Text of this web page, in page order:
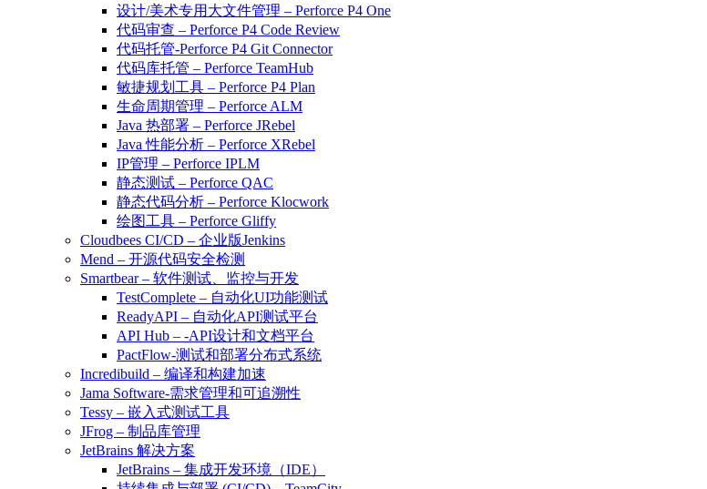
设计/美术专用大文件管理 – Perforce P4 One
代码审查 – Perforce P4 Code Review
代码托管-Perforce P4 Git Connector
代码库托管 – Perforce TeamHub
敏捷规划工具 – Perforce P4 Plan
生命周期管理 – Perforce ALM
Java 热部署 – Perforce JRebel
Java 性能分析 – Perforce XRebel
IP管理 – Perforce IPLM
静态测试 – Perforce QAC
静态代码分析 – Perforce Klocwork
绘图工具 – Perforce Gliffy
Cloudbees CI/CD – 企业版Jenkins
Mend – 开源代码安全检测
Smartbear – 软件测试、监控与开发
TestComplete – 自动化UI功能测试
ReadyAPI – 自动化API测试平台
API Hub – -API设计和文档平台
PactFlow-测试和部署分布式系统
Incredibuild – 编译和构建加速
Jama Software-需求管理和可追溯性
Tessy – 嵌入式测试工具
JFrog – 制品库管理
JetBrains 解决方案
JetBrains – 集成开发环境（IDE）